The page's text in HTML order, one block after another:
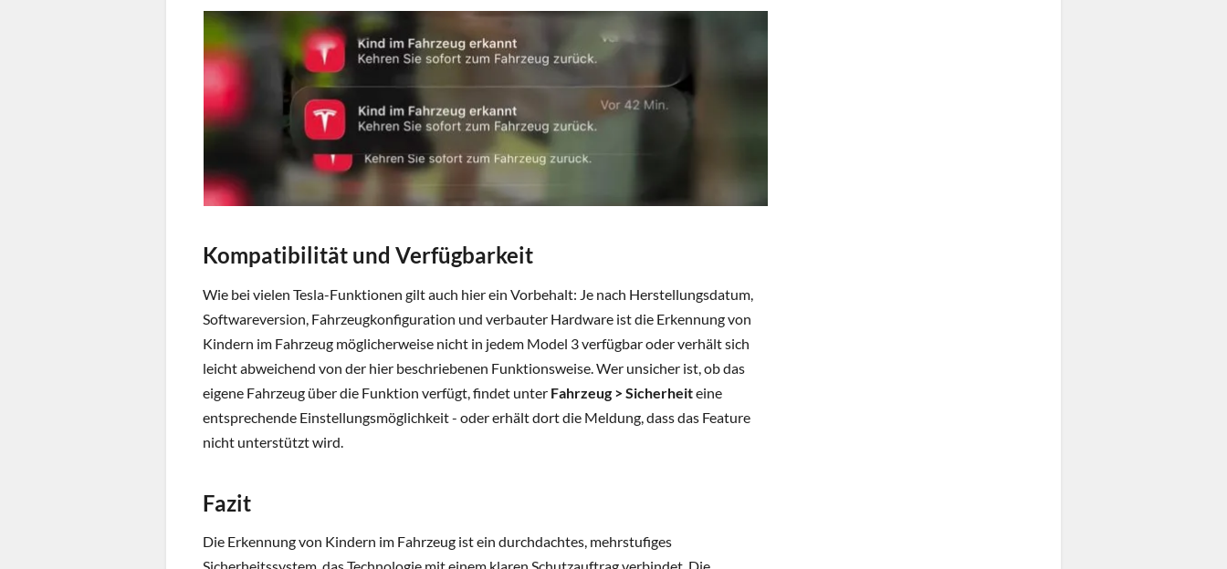
Kompatibilität und Verfügbarkeit
Wie bei vielen Tesla-Funktionen gilt auch hier ein Vorbehalt: Je nach Herstellungsdatum,
Softwareversion, Fahrzeugkonfiguration und verbauter Hardware ist die Erkennung von
Kindern im Fahrzeug möglicherweise nicht in jedem Model 3 verfügbar oder verhält sich
leicht abweichend von der hier beschriebenen Funktionsweise. Wer unsicher ist, ob das
eigene Fahrzeug über die Funktion verfügt, findet unter Fahrzeug > Sicherheiteine
entsprechende Einstellungsmöglichkeit - oder erhält dort die Meldung, dass das Feature
nicht unterstützt wird.
Fazit
Die Erkennung von Kindern im Fahrzeug ist ein durchdachtes, mehrstufiges